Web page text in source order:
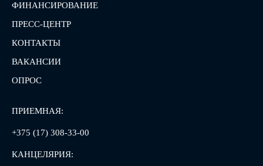
ФИНАНСИРОВАНИЕ
ПРЕСС-ЦЕНТР
КОНТАКТЫ
ВАКАНСИИ
ОПРОС
ПРИЕМНАЯ:
+375 (17) 308-33-00
КАНЦЕЛЯРИЯ: